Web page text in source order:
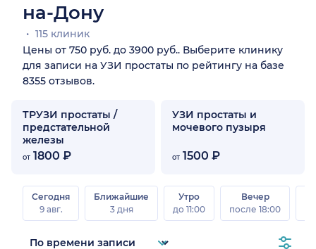
на-Дону
115 клиник
Цены от 750 руб. до 3900 руб.. Выберите клинику
для записи на УЗИ простаты по рейтингу на базе
8355 отзывов.
ТРУЗИ простаты /
предстательной
железы
от 1800 ₽
УЗИ простаты и
мочевого пузыря
от 1500 ₽
Сегодня
9 авг.
Ближайшие
3 дня
Утро
до 11:00
Вечер
после 18:00